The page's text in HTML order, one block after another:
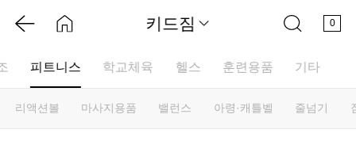
0
키드짐
피트니스 학교체육 헬스 훈련용품 기타
리액션볼 마사지용품 밸런스 아령·캐틀벨 줄넘기